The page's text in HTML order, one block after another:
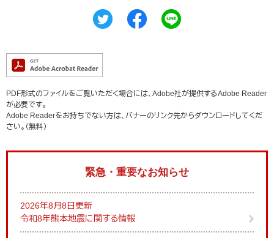
PDF形式のファイルをご覧いただく場合には、Adobe社が提供するAdobe Reader
が必要です。
Adobe Readerをお持ちでない方は、バナーのリンク先からダウンロードしてくだ
さい。（無料）
緊急・重要なお知らせ
2026年8月8日更新
令和8年熊本地震に関する情報